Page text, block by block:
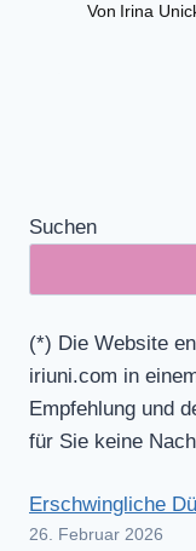
Von Irina
Suchen
(*) Die Website
iriuni.com in
Empfehlung und
für Sie keine
Erschwingliche
26. Februar 2026